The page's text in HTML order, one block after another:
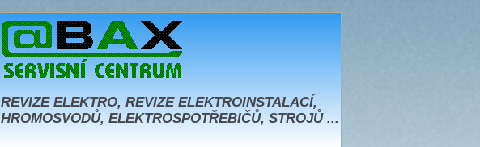
REVIZE ELEKTRO, REVIZE ELEKTROINSTALACÍ,
HROMOSVODŮ, ELEKTROSPOTŘEBIČŮ, STROJŮ ...